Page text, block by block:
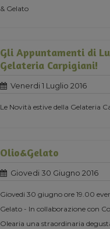
& Gelato
Gli Appuntamenti di
Gelateria Carpigiani!
Venerdi 1 Luglio 2016
Le Novità estive della Gelateria
Olio&Gelato
Giovedi 30 Giugno 2016
Giovedi 30 giugno ore 19.00
Gelato - In collaborazione con
Olearia una straordinaria